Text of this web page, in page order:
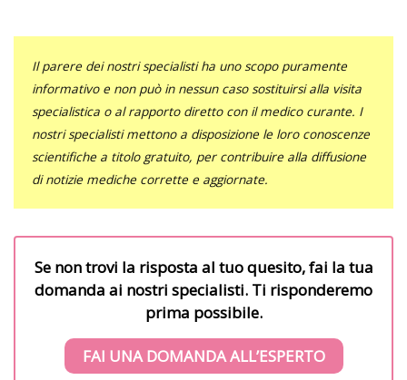
Il parere dei nostri specialisti ha uno scopo puramente
informativo e non può in nessun caso sostituirsi alla visita
specialistica o al rapporto diretto con il medico curante. I
nostri specialisti mettono a disposizione le loro conoscenze
scientifiche a titolo gratuito, per contribuire alla diffusione
di notizie mediche corrette e aggiornate.
Se non trovi la risposta al tuo quesito, fai la tua
domanda ai nostri specialisti. Ti risponderemo
prima possibile.
FAI UNA DOMANDA ALL’ESPERTO